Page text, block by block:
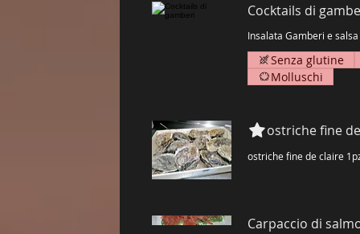
Cocktails di
Insalata Gamberi e
Senza glutine
Molluschi
ostriche fine
ostriche fine de claire
Carpaccio di